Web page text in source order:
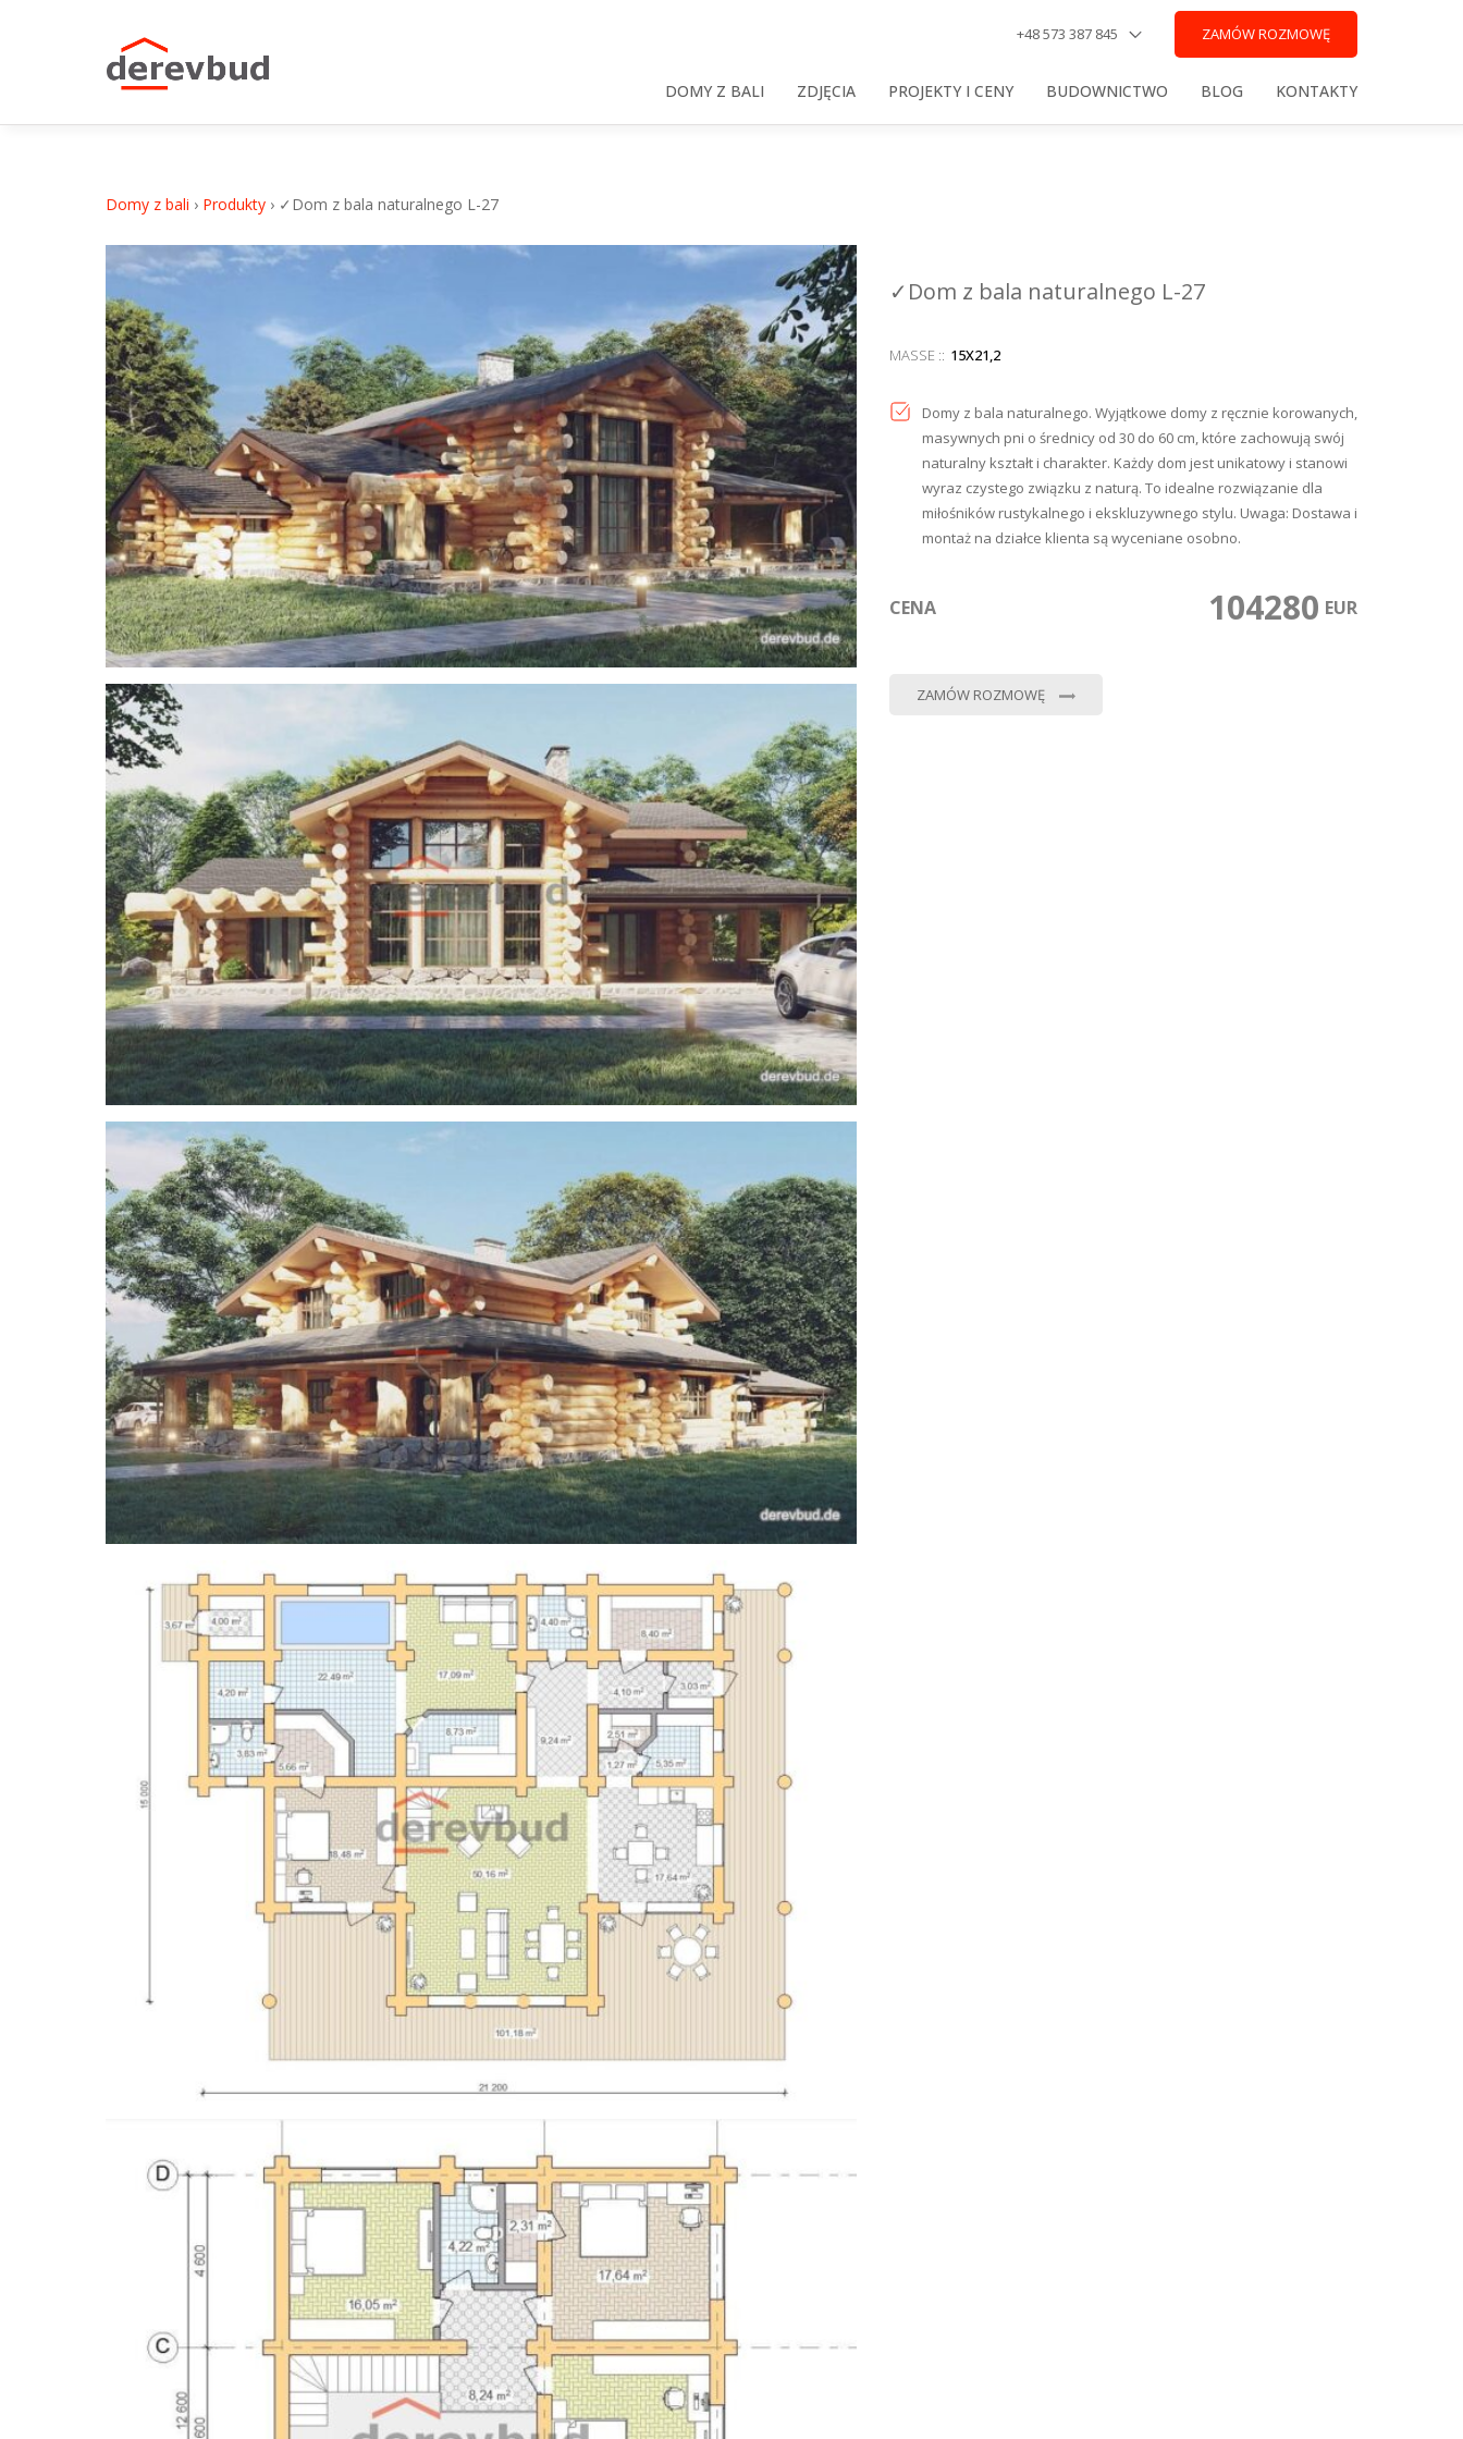
+48 573 387 845 ZAMÓW ROZMOWĘ
DOMY Z BALI ZDJĘCIA PROJEKTY I CENY BUDOWNICTWO BLOG KONTAKTY
Domy z bali › Produkty › ✓Dom z bala naturalnego L-27
✓Dom z bala naturalnego L-27
MASSE : : 15X21,2
Domy z bala naturalnego. Wyjątkowe domy z ręcznie korowanych,
masywnych pni o średnicy od 30 do 60 cm, które zachowują swój
naturalny kształt i charakter. Każdy dom jest unikatowy i stanowi
wyraz czystego związku z naturą. To idealne rozwiązanie dla
miłośników rustykalnego i ekskluzywnego stylu. Uwaga: Dostawa i
montaż na działce klienta są wyceniane osobno.
CENA 104280 EUR
ZAMÓW ROZMOWĘ